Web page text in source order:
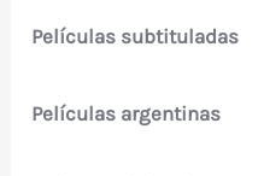
Películas subtituladas
Películas argentinas